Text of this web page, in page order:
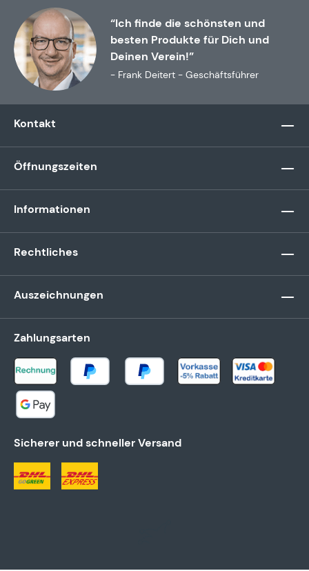
“Ich finde die schönsten und
besten Produkte für Dich und
Deinen Verein!”
- Frank Deitert - Geschäftsführer
Kontakt
Öffnungszeiten
Informationen
Rechtliches
Auszeichnungen
Zahlungsarten
Sicherer und schneller Versand